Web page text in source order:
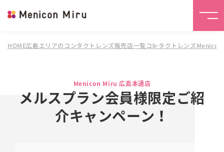
HOME広島エリアのコンタクトレンズ販売店一覧コンタクトレンズ
Menicon Miru 広島本通店
メルスプラン会員様限定ご紹
介キャンペーン！